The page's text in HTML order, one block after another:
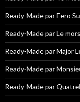
Ready-Made par Eero
Ready-Made par Le
Ready-Made par Major
Ready-Made par
Ready-Made par